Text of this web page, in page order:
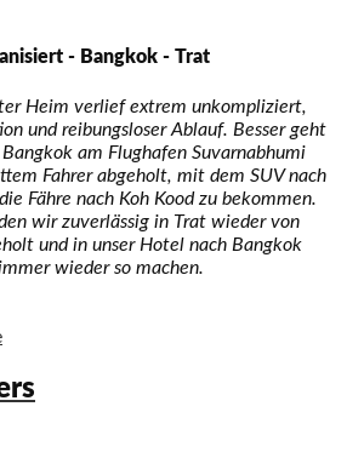
- Bangkok - Trat
Heim verlief extrem unkompliziert,
und reibungsloser Ablauf. Besser geht
am Flughafen Suvarnabhumi
Fahrer abgeholt, mit dem SUV nach
Fähre nach Koh Kood zu bekommen.
wir zuverlässig in Trat wieder von
und in unser Hotel nach Bangkok
wieder so machen.